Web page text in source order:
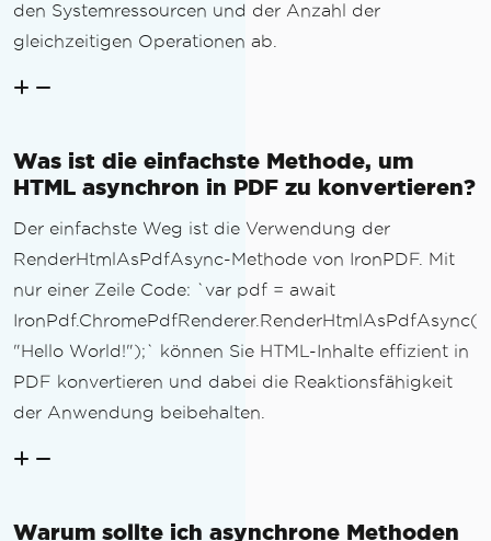
den Systemressourcen und der Anzahl der
gleichzeitigen Operationen ab.
Was ist die einfachste Methode, um
HTML asynchron in PDF zu konvertieren?
Der einfachste Weg ist die Verwendung der
RenderHtmlAsPdfAsync-Methode von IronPDF. Mit
nur einer Zeile Code: `var pdf = await
IronPdf.ChromePdfRenderer.RenderHtmlAsPdfAsync(
"Hello World!");` können Sie HTML-Inhalte effizient in
PDF konvertieren und dabei die Reaktionsfähigkeit
der Anwendung beibehalten.
Warum sollte ich asynchrone Methoden